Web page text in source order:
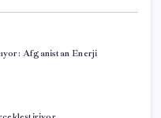
Afganistan Enerji